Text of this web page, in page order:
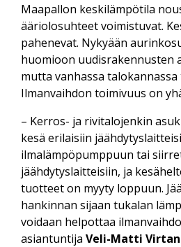
Maapallon keskilämpötila
ääriolosuhteet voimistuvat.
pahenevat. Nykyään
huomioon uudisrakennusten
mutta vanhassa
Ilmanvaihdon toimivuus on
– Kerros- ja rivitalojenkin
kesä erilaisiin
ilmalämpöpumppuun tai
jäähdytyslaitteisiin, ja
tuotteet on myyty loppuun.
hankinnan sijaan tukalan
voidaan helpottaa
asiantuntija Veli-Matti